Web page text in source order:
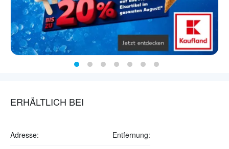
ERHÄLTLICH BEI
Adresse: Entfernung: